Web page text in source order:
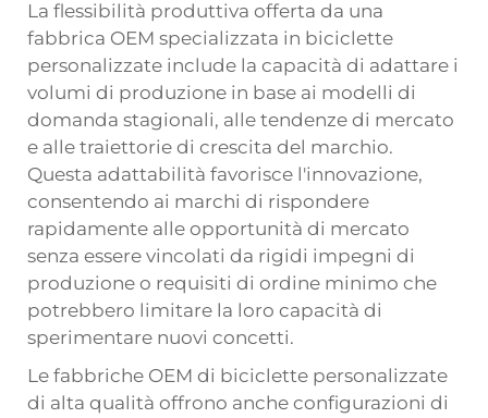
La flessibilità produttiva offerta da una
fabbrica OEM specializzata in biciclette
personalizzate include la capacità di adattare i
volumi di produzione in base ai modelli di
domanda stagionali, alle tendenze di mercato
e alle traiettorie di crescita del marchio.
Questa adattabilità favorisce l'innovazione,
consentendo ai marchi di rispondere
rapidamente alle opportunità di mercato
senza essere vincolati da rigidi impegni di
produzione o requisiti di ordine minimo che
potrebbero limitare la loro capacità di
sperimentare nuovi concetti.
Le fabbriche OEM di biciclette personalizzate
di alta qualità offrono anche configurazioni di